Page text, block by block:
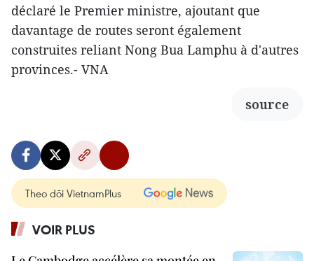
déclaré le Premier ministre, ajoutant que
davantage de routes seront également
construites reliant Nong Bua Lamphu à d'autres
provinces.- VNA
source
Theo dõi VietnamPlus
VOIR PLUS